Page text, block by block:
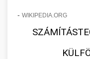
- WIKIPEDIA.ORG